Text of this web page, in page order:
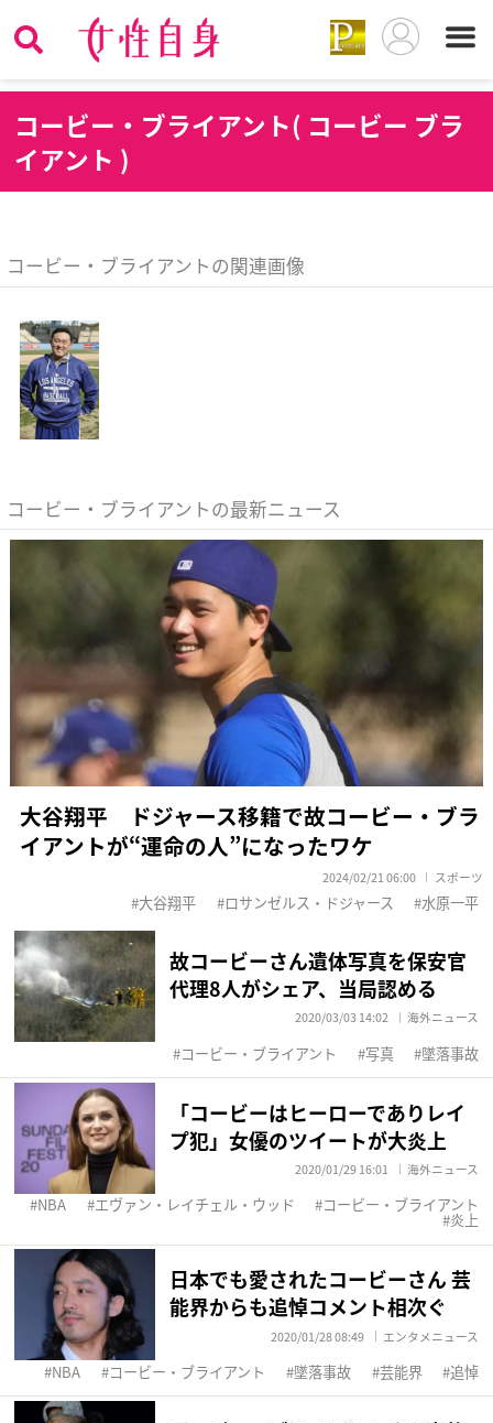
コービー・ブライアント( コービー ブラ
イアント )
コービー・ブライアントの関連画像
コービー・ブライアントの最新ニュース
大谷翔平 ドジャース移籍で故コービー・ブラ
イアントが“運命の人”になったワケ
2024/02/21 06:00 スポーツ
大谷翔平 ロサンゼルス・ドジャース 水原一平
故コービーさん遺体写真を保安官
代理8人がシェア、当局認める
2020/03/03 14:02 海外ニュース
コービー・ブライアント 写真 墜落事故
「コービーはヒーローでありレイ
プ犯」女優のツイートが大炎上
2020/01/29 16:01 海外ニュース
NBA エヴァン・レイチェル・ウッド コービー・ブライアント
炎上
日本でも愛されたコービーさん 芸
能界からも追悼コメント相次ぐ
2020/01/28 08:49 エンタメニュース
NBA コービー・ブライアント 墜落事故 芸能界 追悼